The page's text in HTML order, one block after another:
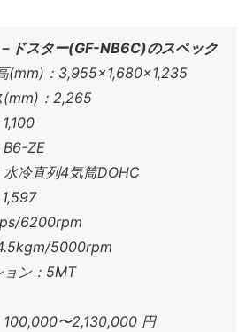
スター(GF-NB6C)のスペック
(mm)：3,955×1,680×1,235
(mm)：2,265
B6-ZE
冷直列4気筒DOHC
6200rpm
5000rpm
ョン：5MT
100,000〜2,130,000 円